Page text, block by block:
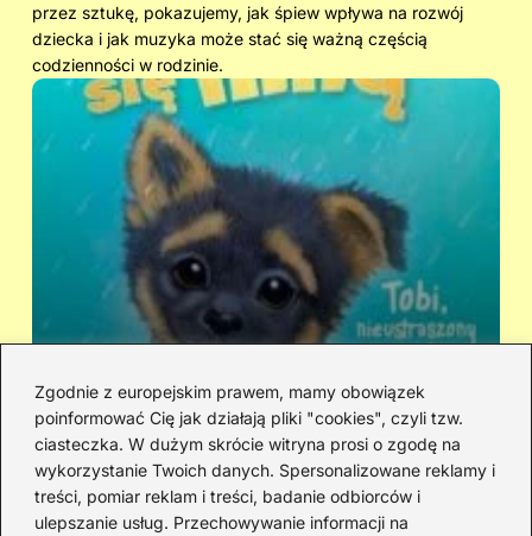
Zgodnie z europejskim prawem, mamy obowiązek
poinformować Cię jak działają pliki "cookies", czyli tzw.
ciasteczka. W dużym skrócie witryna prosi o zgodę na
wykorzystanie Twoich danych. Spersonalizowane reklamy i
treści, pomiar reklam i treści, badanie odbiorców i
ulepszanie usług. Przechowywanie informacji na
przez sztukę, pokazujemy, jak śpiew wpływa na rozwój
dziecka i jak muzyka może stać się ważną częścią
codzienności w rodzinie.
Kto śpiewa „Zaopiekuj się mną”? IRA
czy Rezerwat — prawda o dwóch
wersjach